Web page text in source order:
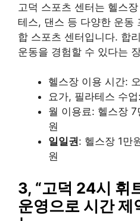
고덕 스포츠 센터는 헬스
테스, 댄스 등 다양한 운동
합 스포츠 센터입니다. 합
운동을 경험할 수 있다는
헬스장 이용 시간:
요가, 필라테스 수
월 이용료: 헬스장
원
일일권: 헬스장 1만
원
3, “고덕 24시 휘
운영으로 시간 제